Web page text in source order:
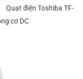
Quạt điện Toshiba TF-
cơ DC